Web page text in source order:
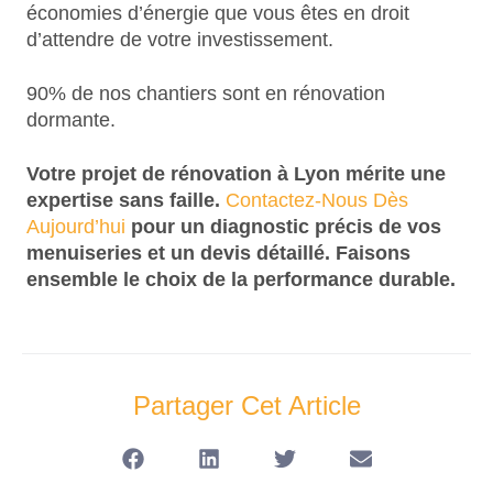
économies d’énergie que vous êtes en droit
d’attendre de votre investissement.
90% de nos chantiers sont en rénovation
dormante.
Votre projet de rénovation à Lyon mérite une
expertise sans faille. Contactez-Nous Dès
Aujourd’hui pour un diagnostic précis de vos
menuiseries et un devis détaillé. Faisons
ensemble le choix de la performance durable.
Partager Cet Article